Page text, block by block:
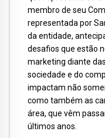
membro de seu
representada por
da entidade,
desafios que estão
marketing diante
sociedade e do
impactam não
como também as
área, que vêm
últimos anos.